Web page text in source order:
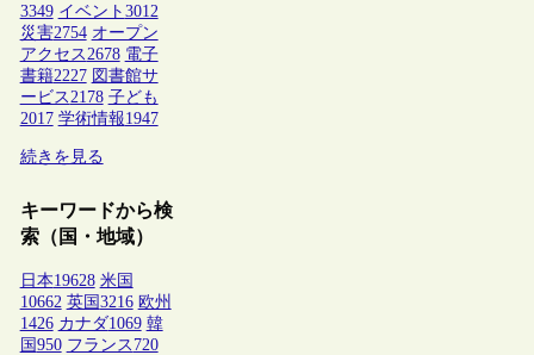
3349 イベント 3012
災害2754 オープン
アクセス 2678 電子
書籍2227 図書館サ
ービス 2178 子ども
2017 学術情報1947
続きを見る
キーワードから検
索（国・地域）
日本19628 米国
10662 英国3216 欧州
1426 カナダ1069 韓
国950 フランス 720